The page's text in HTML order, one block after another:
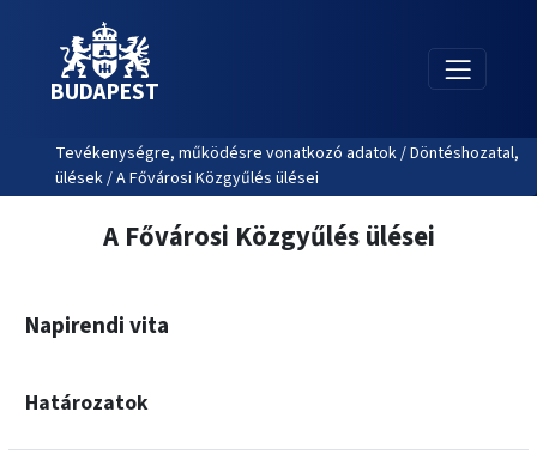
BUDAPEST
Tevékenységre, működésre vonatkozó adatok / Döntéshozatal,
ülések / A Fővárosi Közgyűlés ülései
A Fővárosi Közgyűlés ülései
Napirendi vita
Határozatok